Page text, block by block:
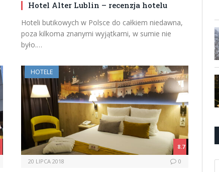
Hotel Alter Lublin – recenzja hotelu
Hoteli butikowych w Polsce do całkiem niedawna,
poza kilkoma znanymi wyjątkami, w sumie nie
było.…
8.7
HOTELE
20 LIPCA 2018 0